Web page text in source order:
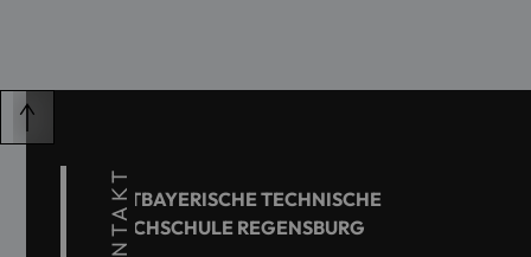
OSTBAYERISCHE TECHNISCHE
HOCHSCHULE REGENSBURG